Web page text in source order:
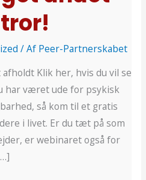
/ Af Peer-Partnerskabet
Klik her, hvis du vil se
har været ude for psykisk
så kom til et gratis
i livet. Er du tæt på som
er webinaret også for